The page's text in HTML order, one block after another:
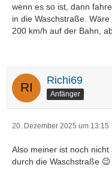
wenn es so ist, dann
in die Waschstraße.
200 km/h auf der Bahn,
Richi69
Anfänger
20. Dezember 2025 um 13:15
Also meiner ist noch
durch die Waschstraße 😉